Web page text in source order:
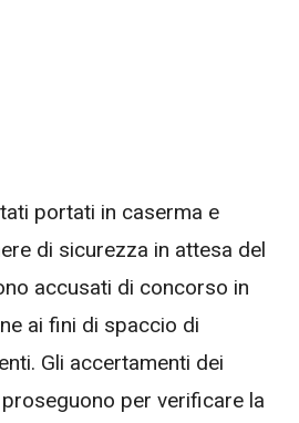
portati in caserma e
di sicurezza in attesa del
accusati di concorso in
ai fini di spaccio di
Gli accertamenti dei
per verificare la